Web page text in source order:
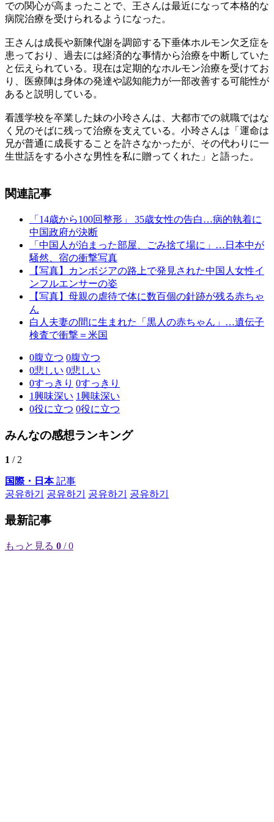
での関心が高まったことで、王さんは最近になって本格的な
病院治療を受けられるようになった。
王さんは成長や新陳代謝を調節する下垂体ホルモン欠乏症を
患っており、過去には経済的な事情から治療を中断していた
と伝えられている。現在は定期的なホルモン治療を受けてお
り、医療陣は身体の発達や認知能力が一部改善する可能性が
あると説明している。
看護学校を卒業した妹の小玲さんは、大都市での就職ではな
く兄のそばに残って治療を支えている。小玲さんは「運命は
兄が普通に成長することを許さなかったが、その代わりに一
生世話をする小さな男性を私に贈ってくれた」と語った。
関連記事
「14歳から100回整形」 35歳女性の告白…病的執着に
中国政府が決断
「中国人が泊まった部屋、ごみ捨て場に」…日本中が
騒然、宿の衝撃写真
【写真】カンボジアの路上で発見された中国人女性イ
ンフルエンサーの姿
【写真】母親の虐待で体に数百個の針跡が残る赤ちゃ
ん
白人夫妻の間に生まれた「黒人の赤ちゃん」…遺伝子
検査で衝撃＝米国
0腹立つ 0腹立つ
0悲しい 0悲しい
0すっきり 0すっきり
1興味深い 1興味深い
0役に立つ 0役に立つ
みんなの感想ランキング
1 / 2
国際・日本記事
공유하기
공유하기 공유하기 공유하기
最新記事
もっと見る 0 / 0